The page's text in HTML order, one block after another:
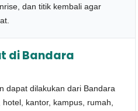
dan titik kembali agar
di Bandara
dapat dilakukan dari Bandara
kantor, kampus, rumah,